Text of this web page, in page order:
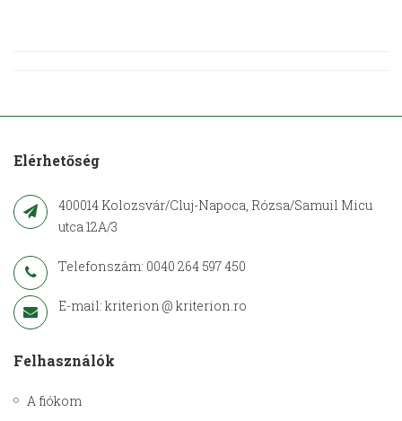
Elérhetőség
400014 Kolozsvár/Cluj-Napoca, Rózsa/Samuil Micu
utca 12A/3
Telefonszám: 0040 264 597 450
E-mail: kriterion @ kriterion.ro
Felhasználók
A fiókom